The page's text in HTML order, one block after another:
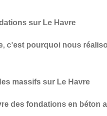
sur Le Havre
c'est pourquoi nous
massifs sur Le Havre
des fondations en béton